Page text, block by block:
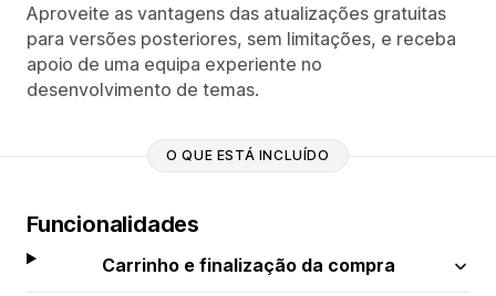
Aproveite as vantagens das atualizações gratuitas
para versões posteriores, sem limitações, e receba
apoio de uma equipa experiente no
desenvolvimento de temas.
O QUE ESTÁ INCLUÍDO
Funcionalidades
Carrinho e finalização da compra